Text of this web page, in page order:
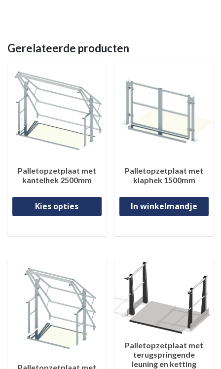
Gerelateerde producten
Palletopzetplaat met
kantelhek 2500mm
Kies opties
Dit product heeft meerdere
Palletopzetplaat met
klaphek 1500mm
In winkelmandje
Palletopzetplaat met
terugspringende
leuning en ketting